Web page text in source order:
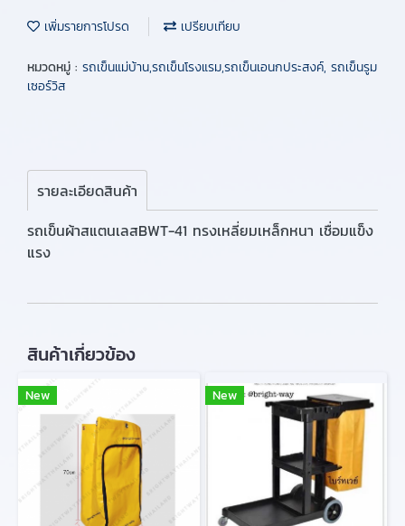
เพิ่มรายการโปรด เปรียบเทียบ
หมวดหมู่ : รถเข็นแม่บ้าน,รถเข็นโรงแรม,รถเข็นเอนกประสงค์, รถเข็นรูม
เซอร์วิส
รายละเอียดสินค้า
รถเข็นผ้าสแตนเลสBWT-41 ทรงเหลี่ยมเหล็กหนา เชื่อมแข็ง
แรง
สินค้าเกี่ยวข้อง
New New